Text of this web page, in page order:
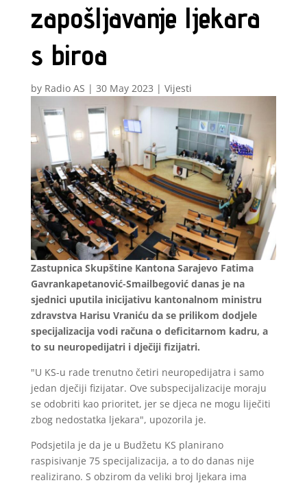
zapošljavanje ljekara
s biroa
by Radio AS | 30 May 2023 | Vijesti
Zastupnica Skupštine Kantona Sarajevo Fatima
Gavrankapetanović-Smailbegović danas je na
sjednici uputila inicijativu kantonalnom ministru
zdravstva Harisu Vraniću da se prilikom dodjele
specijalizacija vodi računa o deficitarnom kadru, a
to su neuropedijatri i dječiji fizijatri.
"U KS-u rade trenutno četiri neuropedijatra i samo
jedan dječiji fizijatar. Ove subspecijalizacije moraju
se odobriti kao prioritet, jer se djeca ne mogu liječiti
zbog nedostatka ljekara", upozorila je.
Podsjetila je da je u Budžetu KS planirano
raspisivanje 75 specijalizacija, a to do danas nije
realizirano. S obzirom da veliki broj ljekara ima